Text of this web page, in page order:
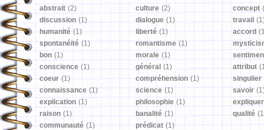
abstrait (2) culture (2) concept
discussion (1) dialogue (1) travail
humanité (1) liberté (1) accord
spontanéité (1) romantisme (1)
bon (1) morale (1)
conscience (1) général (1) attribut
coeur (1) compréhension (1)
singulier
connaissance (1) science (1) savoir
explication (1) philosophie (1)
expliquer
raison (1) banalité (1) qualité
communauté (1) prédicat (1)